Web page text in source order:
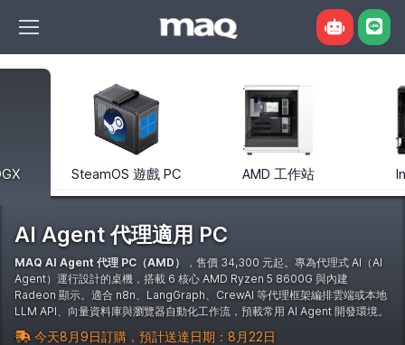
SteamOS 遊戲 PC AMD 工作站
AI Agent 代理適用 PC
MAQ AI Agent 代理 PC（AMD） ，售價 34,300 元起。專為代理式 AI（AI
Agent）運行設計的桌機，搭載 6 核心 AMD Ryzen 5 8600G 與內建
Radeon 顯示。適合 n8n、LangGraph、CrewAI 等代理框架編排雲端或本地
LLM API、向量資料庫與瀏覽器自動化工作流，預載常用 AI Agent 開發環境。
今天8月9日訂購，預計送達日期：8月22日
您好，我是 MAQ 組機諮詢小助手。告訴我用
途、預算或想跑的模型，我幫您對照現售機型與
現價。也可以直接點下面的例子問我。